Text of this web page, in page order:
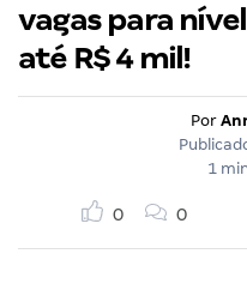
vagas para
até R$ 4 mil!
Por
1
0 0